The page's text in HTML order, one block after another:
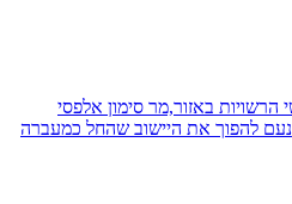
הרשויות באזור,מר סימון אלפסי
להפוך את היישוב שהחל כמעברה